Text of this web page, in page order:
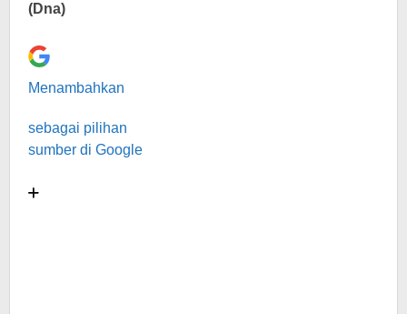
(Dna)
Menambahkan
sebagai pilihan
sumber di Google